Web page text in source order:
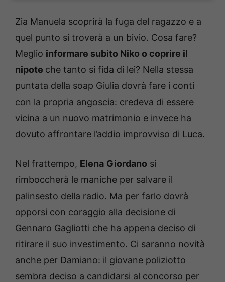
Zia Manuela scoprirà la fuga del ragazzo e a
quel punto si troverà a un bivio. Cosa fare?
Meglio informare subito Niko o coprire il
nipote che tanto si fida di lei? Nella stessa
puntata della soap Giulia dovrà fare i conti
con la propria angoscia: credeva di essere
vicina a un nuovo matrimonio e invece ha
dovuto affrontare l’addio improvviso di Luca.
Nel frattempo, Elena Giordano si
rimboccherà le maniche per salvare il
palinsesto della radio. Ma per farlo dovrà
opporsi con coraggio alla decisione di
Gennaro Gagliotti che ha appena deciso di
ritirare il suo investimento. Ci saranno novità
anche per Damiano: il giovane poliziotto
sembra deciso a candidarsi al concorso per